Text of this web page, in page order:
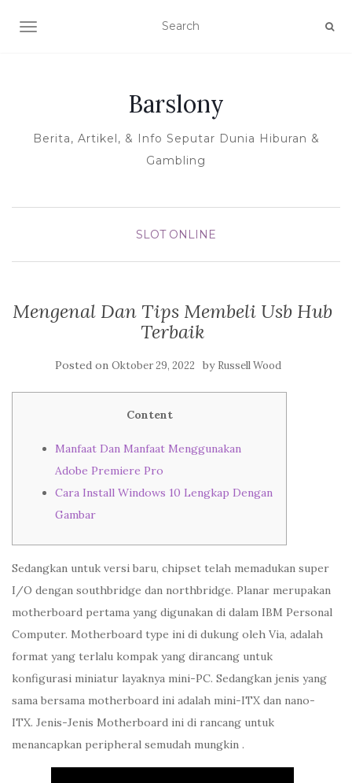
TOGGLE NAVIGATION
Barslony
Berita, Artikel, & Info Seputar Dunia Hiburan &
Gambling
SLOT ONLINE
Mengenal Dan Tips Membeli Usb Hub
Terbaik
Posted on Oktober 29, 2022 by Russell Wood
Content
Manfaat Dan Manfaat Menggunakan
Adobe Premiere Pro
Cara Install Windows 10 Lengkap Dengan
Gambar
Sedangkan untuk versi baru, chipset telah memadukan super
I/O dengan southbridge dan northbridge. Planar merupakan
motherboard pertama yang digunakan di dalam IBM Personal
Computer. Motherboard type ini di dukung oleh Via, adalah
format yang terlalu kompak yang dirancang untuk
konfigurasi miniatur layaknya mini-PC. Sedangkan jenis yang
sama bersama motherboard ini adalah mini-ITX dan nano-
ITX. Jenis-Jenis Motherboard ini di rancang untuk
menancapkan peripheral semudah mungkin .